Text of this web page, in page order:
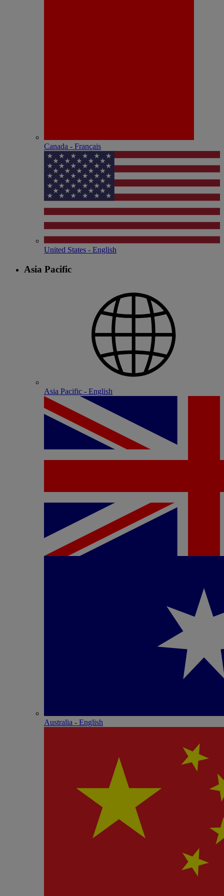
Canada - Français
United States - English
Asia Pacific
Asia Pacific - English
Australia - English